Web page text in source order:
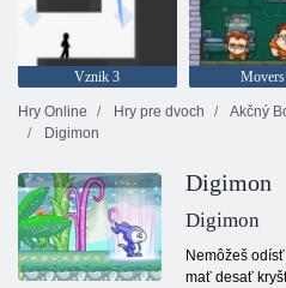
Vznik 3
Hry Online
Hry pre dvoch Akčný
Digimon
Digimon
Digimon
Nemôžeš
mať desať